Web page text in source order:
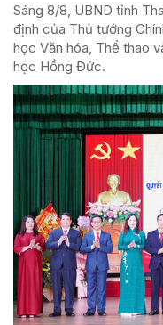
Sáng 8/8, UBND tỉnh
định của Thủ tướng
học Văn hóa, Thể thao
học Hồng Đức.